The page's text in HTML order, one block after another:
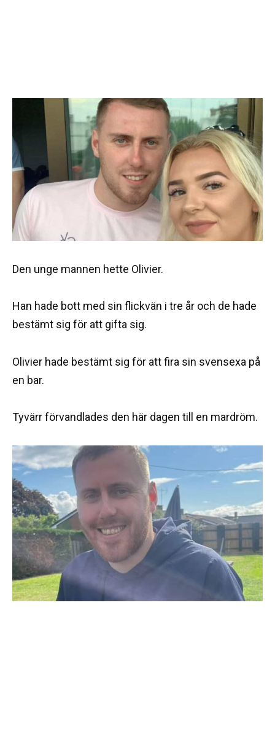
Den unge mannen hette Olivier.
Han hade bott med sin flickvän i tre år och de hade
bestämt sig för att gifta sig.
Olivier hade bestämt sig för att fira sin svensexa på
en bar.
Tyvärr förvandlades den här dagen till en mardröm.